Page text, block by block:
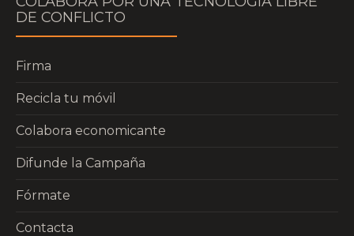
DE CONFLICTO
Firma
Recicla tu móvil
Colabora economicante
Difunde la Campaña
Fórmate
Contacta